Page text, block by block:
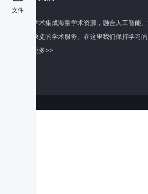
文件
百度学术集成海量学术资源，融合人工智能
全面快捷的学术服务。在这里我们保持学习
了解更多>>